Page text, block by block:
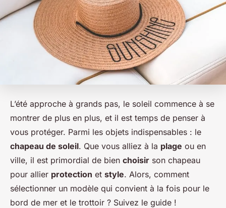
L’été approche à grands pas, le soleil commence à se
montrer de plus en plus, et il est temps de penser à
vous protéger. Parmi les objets indispensables : le
chapeau de soleil. Que vous alliez à la plage ou en
ville, il est primordial de bien choisir son chapeau
pour allier protection et style. Alors, comment
sélectionner un modèle qui convient à la fois pour le
bord de mer et le trottoir ? Suivez le guide !